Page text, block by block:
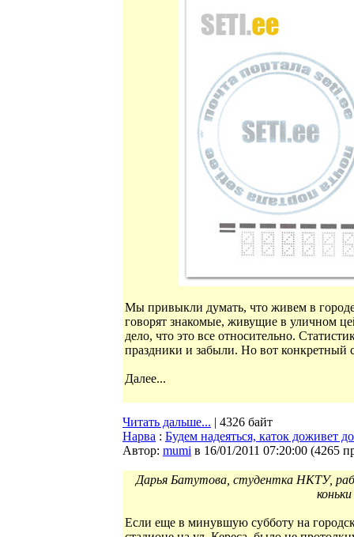
Мы привыкли думать, что живем в
говорят знакомые, живущие в уличном
дело, что это все относительно.
праздники и забыли. Но вот конкретный
Далее...
Читать дальше... | 4326 байт
Нарва : Будем надеяться, каток доживет
Автор: mumi в 16/01/2011 07:20:00 (4265
Дарья Батутова, студентка НКТУ,
Если еще в минувшую субботу на